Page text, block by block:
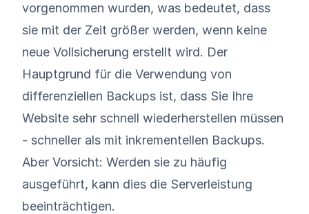
vorgenommen wurden, was bedeutet, dass
sie mit der Zeit größer werden, wenn keine
neue Vollsicherung erstellt wird. Der
Hauptgrund für die Verwendung von
differenziellen Backups ist, dass Sie Ihre
Website sehr schnell wiederherstellen müssen
- schneller als mit inkrementellen Backups.
Aber Vorsicht: Werden sie zu häufig
ausgeführt, kann dies die Serverleistung
beeinträchtigen.